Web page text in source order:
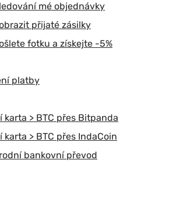
mé objednávky
přijaté zásilky
fotku a získejte -5%
platby
karta > BTC přes Bitpanda
karta > BTC přes IndaCoin
bankovní převod